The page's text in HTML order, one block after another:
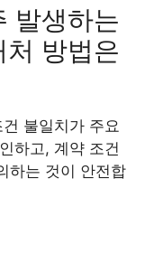
발생하는
방법은
불일치가 주요
하고, 계약 조건
하는 것이 안전합